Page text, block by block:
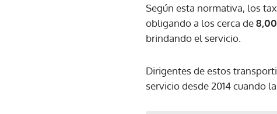
Según esta normativa, los
obligando a los cerca de
brindando el servicio.
Dirigentes de estos
servicio desde 2014 cuando